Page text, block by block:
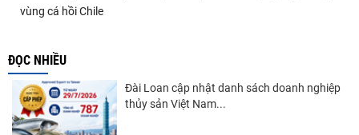
vùng cá hồi Chile
ĐỌC NHIỀU
Đài Loan cập nhật danh sách doanh nghiệp
thủy sản Việt Nam...